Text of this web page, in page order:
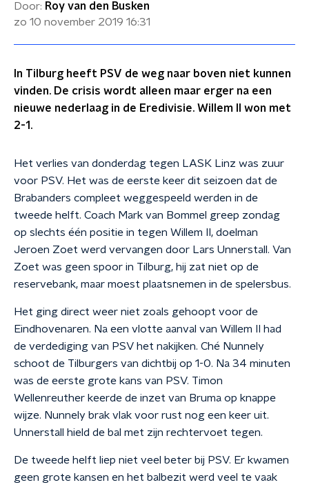
Door: Roy van den Busken
zo 10 november 2019 16:31
In Tilburg heeft PSV de weg naar boven niet kunnen
vinden. De crisis wordt alleen maar erger na een
nieuwe nederlaag in de Eredivisie. Willem II won met
2-1.
Het verlies van donderdag tegen LASK Linz was zuur
voor PSV. Het was de eerste keer dit seizoen dat de
Brabanders compleet weggespeeld werden in de
tweede helft. Coach Mark van Bommel greep zondag
op slechts één positie in tegen Willem II, doelman
Jeroen Zoet werd vervangen door Lars Unnerstall. Van
Zoet was geen spoor in Tilburg, hij zat niet op de
reservebank, maar moest plaatsnemen in de spelersbus.
Het ging direct weer niet zoals gehoopt voor de
Eindhovenaren. Na een vlotte aanval van Willem II had
de verdediging van PSV het nakijken. Ché Nunnely
schoot de Tilburgers van dichtbij op 1-0. Na 34 minuten
was de eerste grote kans van PSV. Timon
Wellenreuther keerde de inzet van Bruma op knappe
wijze. Nunnely brak vlak voor rust nog een keer uit.
Unnerstall hield de bal met zijn rechtervoet tegen.
De tweede helft liep niet veel beter bij PSV. Er kwamen
geen grote kansen en het balbezit werd veel te vaak